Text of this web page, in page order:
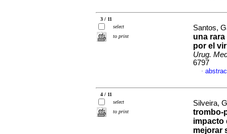
3 / 11
select
to print
Santos,
una
por el
Urug.
6797
·
4 / 11
select
to print
Silveira,
trombo-
impacto
mejorar